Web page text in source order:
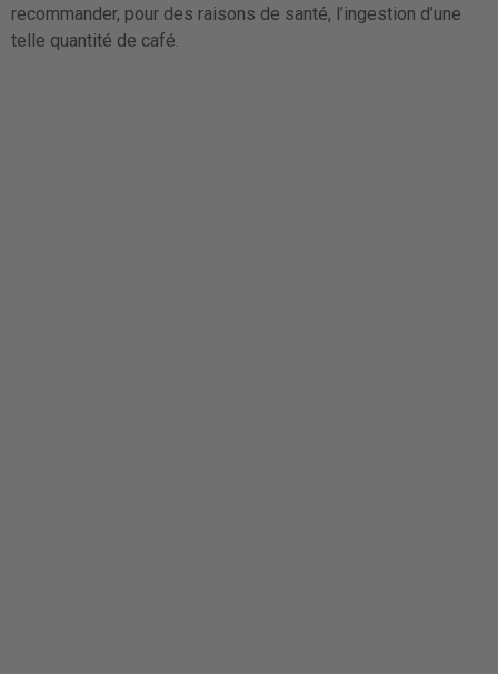
recommander, pour des raisons de santé, l’ingestion d’une
telle quantité de café.